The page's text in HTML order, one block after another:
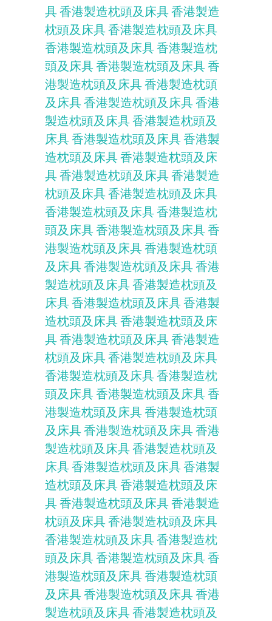
具香港製造枕頭及床具香港製造
枕頭及床具香港製造枕頭及床具
香港製造枕頭及床具香港製造枕
頭及床具香港製造枕頭及床具香
港製造枕頭及床具香港製造枕頭
及床具香港製造枕頭及床具香港
製造枕頭及床具香港製造枕頭及
床具香港製造枕頭及床具香港製
造枕頭及床具香港製造枕頭及床
具香港製造枕頭及床具香港製造
枕頭及床具香港製造枕頭及床具
香港製造枕頭及床具香港製造枕
頭及床具香港製造枕頭及床具香
港製造枕頭及床具香港製造枕頭
及床具香港製造枕頭及床具香港
製造枕頭及床具香港製造枕頭及
床具香港製造枕頭及床具香港製
造枕頭及床具香港製造枕頭及床
具香港製造枕頭及床具香港製造
枕頭及床具香港製造枕頭及床具
香港製造枕頭及床具香港製造枕
頭及床具香港製造枕頭及床具香
港製造枕頭及床具香港製造枕頭
及床具香港製造枕頭及床具香港
製造枕頭及床具香港製造枕頭及
床具香港製造枕頭及床具香港製
造枕頭及床具香港製造枕頭及床
具香港製造枕頭及床具香港製造
枕頭及床具香港製造枕頭及床具
香港製造枕頭及床具香港製造枕
頭及床具香港製造枕頭及床具香
港製造枕頭及床具香港製造枕頭
及床具香港製造枕頭及床具香港
製造枕頭及床具香港製造枕頭及